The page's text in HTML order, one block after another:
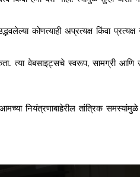
कोणत्याही अप्रत्यक्ष किंवा
त्या वेबसाइट्सचे स्वरूप, सामग्री
नियंत्रणाबाहेरील तांत्रिक